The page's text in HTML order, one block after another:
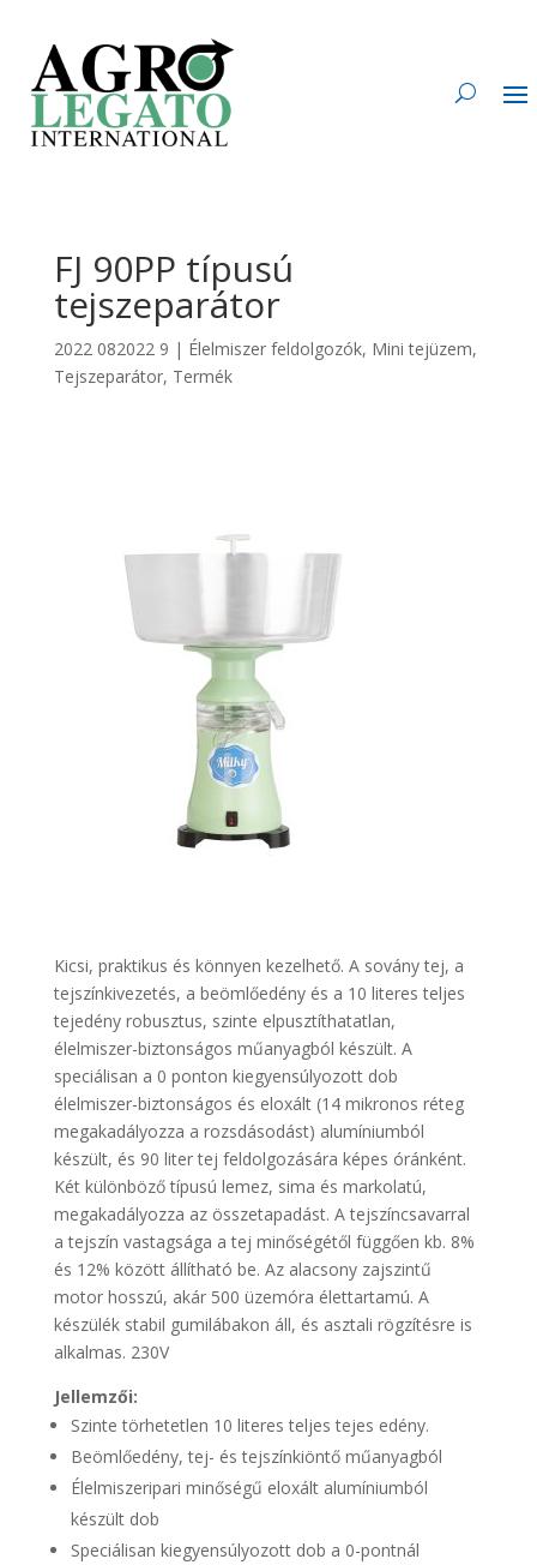
FJ 90PP típusú
tejszeparátor
2022 082022 9 | Élelmiszer feldolgozók, Mini tejüzem,
Tejszeparátor, Termék
Kicsi, praktikus és könnyen kezelhető. A sovány tej, a
tejszínkivezetés, a beömlőedény és a 10 literes teljes
tejedény robusztus, szinte elpusztíthatatlan,
élelmiszer-biztonságos műanyagból készült. A
speciálisan a 0 ponton kiegyensúlyozott dob
élelmiszer-biztonságos és eloxált (14 mikronos réteg
megakadályozza a rozsdásodást) alumíniumból
készült, és 90 liter tej feldolgozására képes óránként.
Két különböző típusú lemez, sima és markolatú,
megakadályozza az összetapadást. A tejszíncsavarral
a tejszín vastagsága a tej minőségétől függően kb. 8%
és 12% között állítható be. Az alacsony zajszintű
motor hosszú, akár 500 üzemóra élettartamú. A
készülék stabil gumilábakon áll, és asztali rögzítésre is
alkalmas. 230V
Jellemzői:
Szinte törhetetlen 10 literes teljes tejes edény.
Beömlőedény, tej- és tejszínkiöntő műanyagból
Élelmiszeripari minőségű eloxált alumíniumból
készült dob
Speciálisan kiegyensúlyozott dob a 0-pontnál